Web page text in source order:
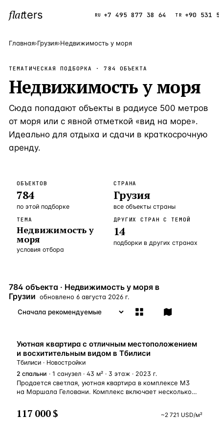
flatters RU +7 495 877 38 64 TR +90 531
ПОПУЛЯРНЫЕ НАПРАВЛЕНИЯ
Турция
Россия 8 554
Испания —Страна 5 430
Кипр —Страна 3 906
Таиланд
Сочи
Бангкок —Локация
Новороссийск
Анталия —Локация
ЧАСТО ИЩУТ
ВСЕ НАПРАВЛЕНИЯ →
Главная›Грузия›Недвижимость у моря
ТЕМАТИЧЕСКАЯ ПОДБОРКА ·784 ОБЪЕКТА
Недвижимость у моря
Сюда попадают объекты в радиусе 500 метров
от моря или с явной отметкой «вид на море».
Идеально для отдыха и сдачи в краткосрочную
аренду.
ОБЪЕКТОВ
784
по этой подборке
СТРАНА
Грузия
все объекты страны
ТЕМА
Недвижимость у
моря
условия отбора
ДРУГИХ СТРАН С ТЕМОЙ
14
подборки в других странах
784 объекта · Недвижимость у моря в
Грузии обновлено 6 августа 2026 г.
НОВОСТРОЙКА
Уютная квартира с отличным местоположением
и восхитительным видом в Тбилиси
Тбилиси · Новостройки
2 спальни · 1 санузел · 43 м² · 3 этаж · 2023 г.
Продается светлая, уютная квартира в комплексе М3
на Маршала Геловани. Комплекс включает несколько
на город. Главной достопримечательностью района
станет центральный парк с бульваром и велосипедной
117 000 $ ~2 721 USD/м²